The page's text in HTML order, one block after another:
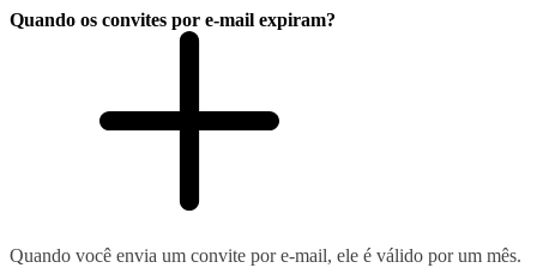
Quando os convites por e-mail expiram?
Quando você envia um convite por e-mail, ele é válido por um mês.